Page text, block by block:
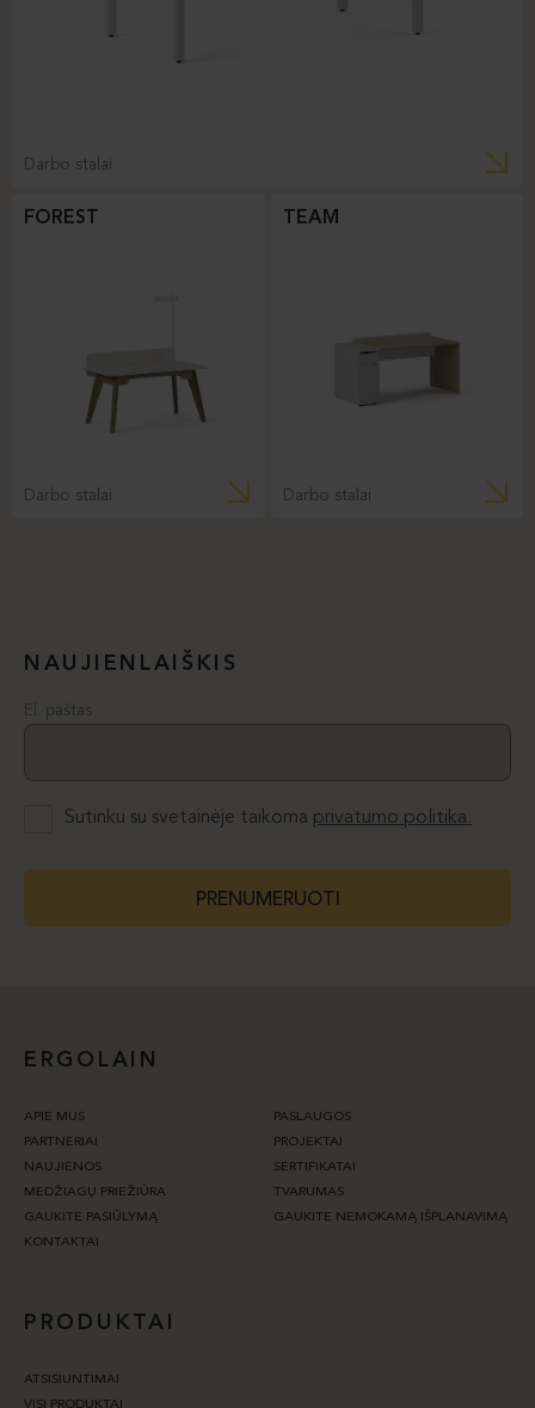
Darbo stalai
FOREST
Darbo stalai
TEAM
Darbo stalai
NAUJIENLAIŠKIS
El. paštas
Sutinku su svetainėje taikoma privatumo politika.
PRENUMERUOTI
ERGOLAIN
APIE MUS
PASLAUGOS
PARTNERIAI
PROJEKTAI
NAUJIENOS
SERTIFIKATAI
MEDŽIAGŲ PRIEŽIŪRA
TVARUMAS
GAUKITE PASIŪLYMĄ
GAUKITE NEMOKAMĄ IŠPLANAVIMĄ
KONTAKTAI
PRODUKTAI
ATSISIUNTIMAI
VISI PRODUKTAI